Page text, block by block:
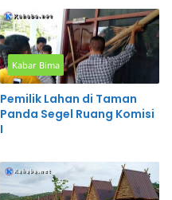
Kabar Bima
Pemilik Lahan di Taman
Panda Segel Ruang Komisi
I